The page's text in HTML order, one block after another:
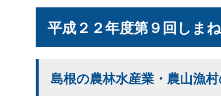
平成２２年度第９回しま
島根の農林水産業・農山漁